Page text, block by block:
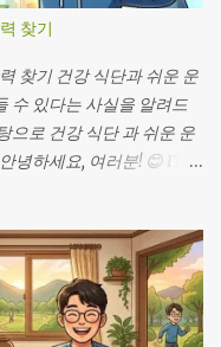
찾기
찾기 건강 식단과 쉬운 운
수 있다는 사실을 알려드
으로 건강 식단 과 쉬운 운
녕하세요, 여러분! 😊 IT 개
. 하지만 작은 변화가 큰
분께도 같은 기회를 드리
주변 사람들의 이야기를 통
공유하려 합니다. 함께 읽